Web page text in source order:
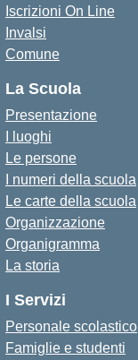
Iscrizioni On Line
Invalsi
Comune
La Scuola
Presentazione
I luoghi
Le persone
I numeri della scuola
Le carte della scuola
Organizzazione
Organigramma
La storia
I Servizi
Personale scolastico
Famiglie e studenti